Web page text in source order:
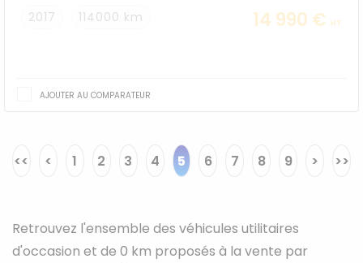
2017 114000 km 14 990 € HT
AJOUTER AU COMPARATEUR
<< < 1 2 3 4 5 6 7 8 9 > >>
Retrouvez l'ensemble des véhicules utilitaires
d'occasion et de 0 km proposés à la vente par